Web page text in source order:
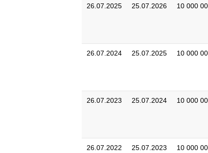
26.07.2025 25.07.2026 10 000
26.07.2024 25.07.2025 10 000
26.07.2023 25.07.2024 10 000
26.07.2022 25.07.2023 10 000